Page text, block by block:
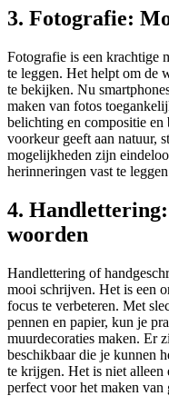
3. Fotografie:
Fotografie is een krachtige
te leggen. Het helpt om de
te bekijken. Nu
maken van fotos
belichting en compositie
voorkeur geeft aan natuur,
mogelijkheden zijn
herinneringen vast te
4.
woorden
Handlettering of
mooi schrijven. Het is een
focus te verbeteren. Met
pennen en papier, kun je
muurdecoraties maken. Er
beschikbaar die je kunnen
te krijgen. Het is niet alleen
perfect voor het maken van